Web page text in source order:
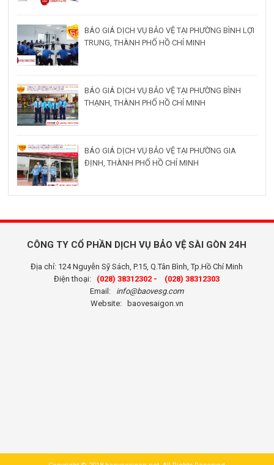
BÁO GIÁ DỊCH VỤ BẢO VỆ TẠI PHƯỜNG BÌNH LỢI
TRUNG, THÀNH PHỐ HỒ CHÍ MINH
BÁO GIÁ DỊCH VỤ BẢO VỆ TẠI PHƯỜNG BÌNH
THẠNH, THÀNH PHỐ HỒ CHÍ MINH
BÁO GIÁ DỊCH VỤ BẢO VỆ TẠI PHƯỜNG GIA
ĐỊNH, THÀNH PHỐ HỒ CHÍ MINH
CÔNG TY CỔ PHẦN DỊCH VỤ BẢO VỆ SÀI GÒN 24H
Địa chỉ: 124 Nguyễn Sỹ Sách, P.15, Q.Tân Bình, Tp.Hồ Chí Minh
Điện thoại: (028) 38312302 -
(028) 38312303
Email: info@baovesg.com
Website:
baovesaigon.vn